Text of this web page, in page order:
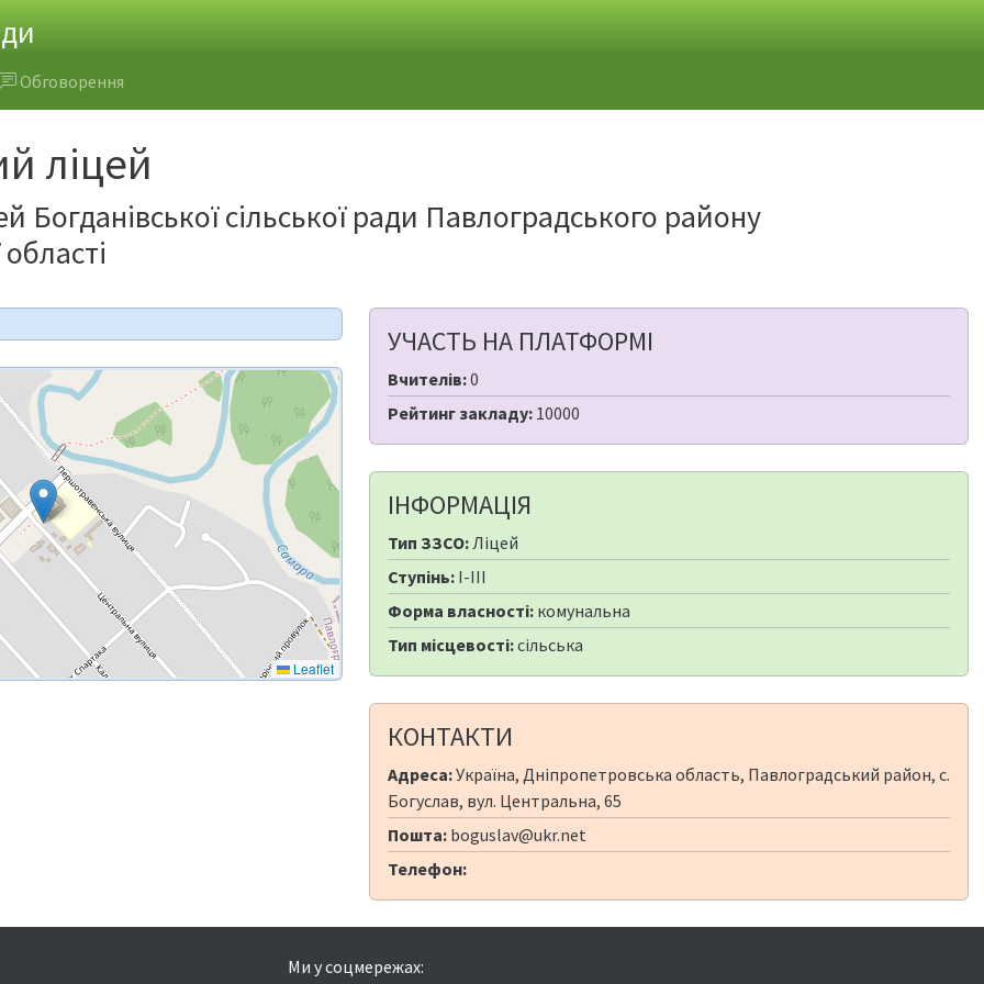
Обговорення
ліцей
Богданівської сільської ради Павлоградського району
Leaflet
УЧАСТЬ НА ПЛАТФОРМІ
Вчителів:0
Рейтинг закладу: 10000
ІНФОРМАЦІЯ
Тип ЗЗСО:Ліцей
Ступінь: I-III
Форма власності: комунальна
Тип місцевості:сільська
КОНТАКТИ
Адреса:Україна, Дніпропетровська область, Павлоградський район, с.
Богуслав, вул. Центральна, 65
Пошта: boguslav@ukr.net
Телефон:
Ми у соцмережах: